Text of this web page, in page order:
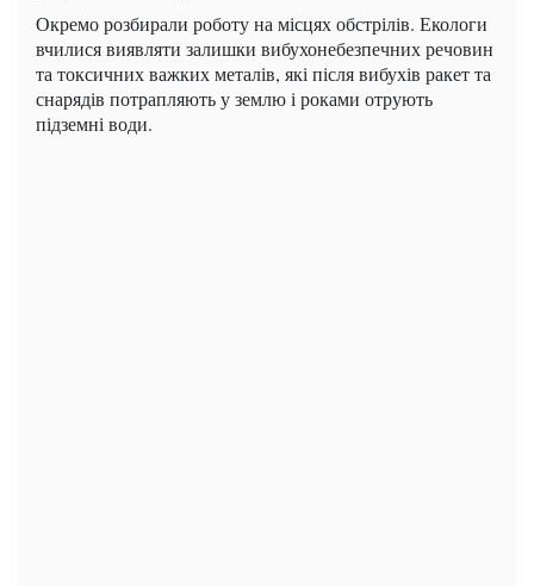
Окремо розбирали роботу на місцях обстрілів. Екологи
вчилися виявляти залишки вибухонебезпечних речовин
та токсичних важких металів, які після вибухів ракет та
снарядів потрапляють у землю і роками отрують
підземні води.